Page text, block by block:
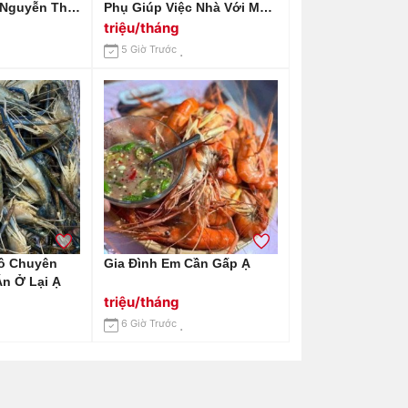
Thị
Cát Lái
Triệu
Phụ Giúp Việc Nhà Với Mức
Lương Từ 10 Triệu Trở Lên!
triệu/tháng
5 Giờ Trước
Chuyên
Ở Lại Ạ
Gia Đình Em Cần Gấp Ạ
triệu/tháng
6 Giờ Trước